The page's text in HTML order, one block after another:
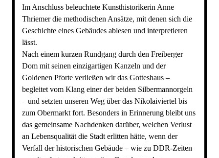
Im Anschluss beleuchtete Kunsthistorikerin Anne
Thriemer die methodischen Ansätze, mit denen sich die
Geschichte eines Gebäudes ablesen und interpretieren
lässt.
Nach einem kurzen Rundgang durch den Freiberger
Dom mit seinen einzigartigen Kanzeln und der
Goldenen Pforte verließen wir das Gotteshaus –
begleitet vom Klang einer der beiden Silbermannorgeln
– und setzten unseren Weg über das Nikolaiviertel bis
zum Obermarkt fort. Besonders in Erinnerung bleibt uns
das gemeinsame Nachdenken darüber, welchen Verlust
an Lebensqualität die Stadt erlitten hätte, wenn der
Verfall der historischen Gebäude – wie zu DDR-Zeiten